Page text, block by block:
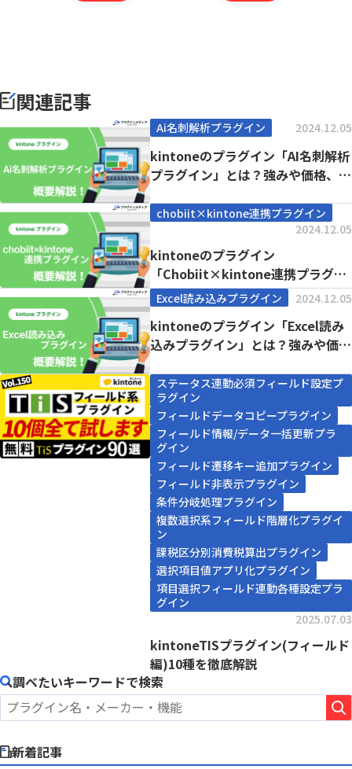
関連記事
Ai名刺解析プラグイン 2024.12.05
kintoneのプラグイン「AI名刺解析
プラグイン」とは？強みや価格、導
chobiit×kintone連携プラグイン
2024.12.05
kintoneのプラグイン
「Chobiit×kintone連携プラグイ
ン」とは？...
Excel読み込みプラグイン 2024.12.05
kintoneのプラグイン「Excel読み
込みプラグイン」とは？強みや価
ステータス連動必須フィールド設定プ
ラグイン
フィールドデータコピープラグイン
フィールド情報/データ一括更新プラ
グイン
フィールド遷移キー追加プラグイン
フィールド非表示プラグイン
条件分岐処理プラグイン
複数選択系フィールド階層化プラグイ
ン
課税区分別消費税算出プラグイン
選択項目値アプリ化プラグイン
項目選択フィールド連動各種設定プラ
グイン
2025.07.03
kintoneTISプラグイン(フィールド
編)10種を徹底解説
調べたいキーワードで検索
新着記事